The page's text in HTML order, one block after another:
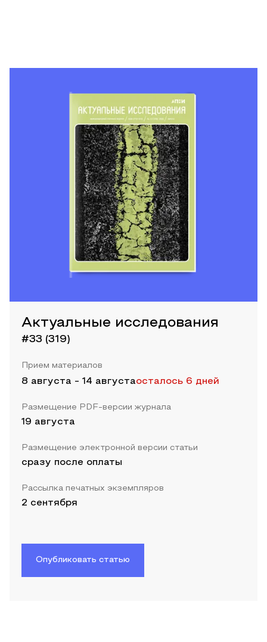
Актуальные исследования
#33 (319)
Прием материалов
8 августа - 14 августаосталось 6 дней
Размещение PDF-версии журнала
19 августа
Размещение электронной версии статьи
сразу после оплаты
Рассылка печатных экземпляров
2 сентября
Опубликовать статью